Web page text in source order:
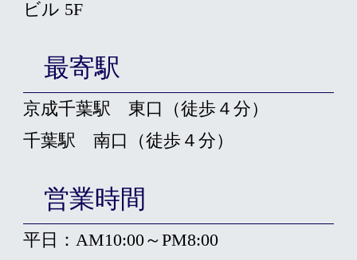
ビル 5F
最寄駅
京成千葉駅 東口（徒歩４分）
千葉駅 南口（徒歩４分）
営業時間
平日：AM10:00～PM8:00